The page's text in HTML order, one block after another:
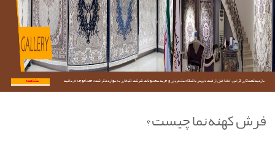
بازدیدکنندگان گرامی؛ لطفا قبل از ثبت نام در باشگاه مشتریان و خرید محصولات شرکت اکباتان به موارد ذکر شده حتما توجه فرمائید. مشاهده...
فرش کهنه نما چیست؟